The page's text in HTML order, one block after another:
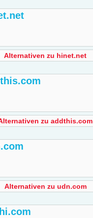
Alternativen zu hinet.net
zu addthis.com
Alternativen zu udn.com